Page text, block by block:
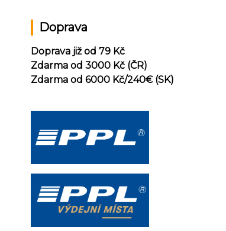
Doprava
Doprava již od 79 Kč
Zdarma od 3000 Kč (ČR)
Zdarma od 6000 Kč/240€ (SK)